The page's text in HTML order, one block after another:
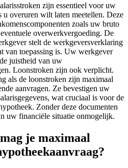
zijn essentieel voor uw
u overuren wilt laten meetellen. Deze
zoals uw bruto
overwerkvergoeding. De
stelt de werkgeversverklaring
van toepassing is. Uw werkgever
juistheid van uw
Loonstroken zijn ook verplicht.
als de loonstroken zijn maximaal
aanvragen. Ze bevestigen uw
wat cruciaal is voor de
Zonder deze documenten
uw financiële situatie onmogelijk.
je maximaal